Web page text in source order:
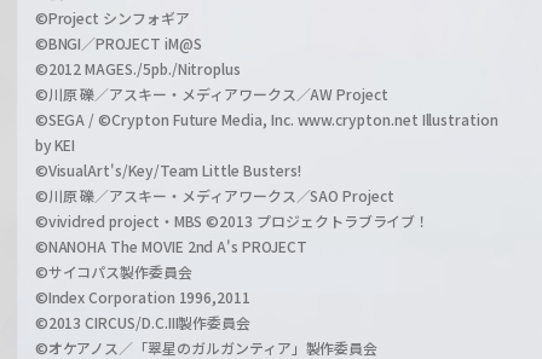
©Project シンフォギア
©BNGI／PROJECT iM@S
©2012 MAGES./5pb./Nitroplus
©川原 礫／アスキー・メディアワークス／AW Project
©SEGA / ©Crypton Future Media, Inc. www.crypton.net Illustration
by KEI
©VisualArt's/Key/Team Little Busters!
©川原 礫／アスキー・メディアワークス／SAO Project
©vividred project・MBS ©2013 プロジェクトラブライブ！
©NANOHA The MOVIE 2nd A's PROJECT
©サイコパス製作委員会
©Index Corporation 1996,2011
©2013 CIRCUS/D.C.III製作委員会
©オケアノス／「翠星のガルガンティア」製作委員会